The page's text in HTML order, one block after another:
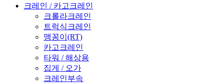
크레인 / 카고크레인
크롤라크레인
트럭식크레인
맹꽁이(RT)
카고크레인
타워 / 해상용
집게 / 오가
크레인부속